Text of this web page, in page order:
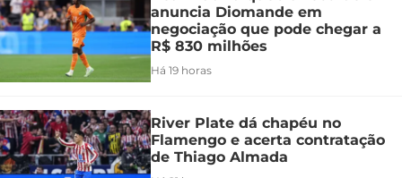
anuncia Diomande em
negociação que pode chegar a
R$ 830 milhões
Há 19 horas
River Plate dá chapéu no
Flamengo e acerta contratação
de Thiago Almada